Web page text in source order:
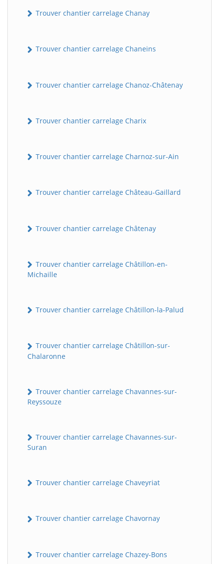
Trouver chantier carrelage Chanay
Trouver chantier carrelage Chaneins
Trouver chantier carrelage Chanoz-Châtenay
Trouver chantier carrelage Charix
Trouver chantier carrelage Charnoz-sur-Ain
Trouver chantier carrelage Château-Gaillard
Trouver chantier carrelage Châtenay
Trouver chantier carrelage Châtillon-en-
Michaille
Trouver chantier carrelage Châtillon-la-Palud
Trouver chantier carrelage Châtillon-sur-
Chalaronne
Trouver chantier carrelage Chavannes-sur-
Reyssouze
Trouver chantier carrelage Chavannes-sur-
Suran
Trouver chantier carrelage Chaveyriat
Trouver chantier carrelage Chavornay
Trouver chantier carrelage Chazey-Bons